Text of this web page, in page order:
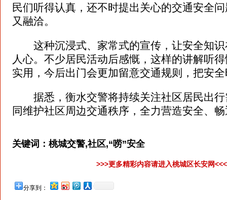
民们听得认真，还不时提出关心的交通安全
又融洽。
这种沉浸式、家常式的宣传，让安全知识
人心。不少居民活动后感慨，这样的讲解听
实用，今后出门会更加留意交通规则，把安
据悉，衡水交警将持续关注社区居民出行
同维护社区周边交通秩序，全力营造安全、
关键词：桃城交警,社区,“唠”安全
>>>更多精彩内容请进入桃城区长安网<<<
分享到：